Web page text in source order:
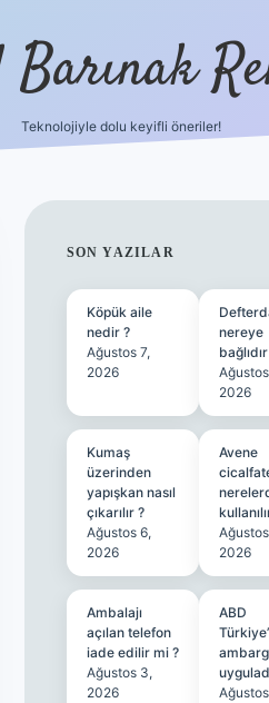
Teknolojiyle dolu keyifli öneriler!
SIDEBAR
SON YAZILAR
Köpük aile
nedir ?
Ağustos 7,
2026
nereye
2026
Kumaş
üzerinden
yapışkan nasıl
çıkarılır ?
Ağustos 6,
2026
Avene
2026
Ambalajı
açılan telefon
iade edilir mi ?
Ağustos 3,
2026
ABD